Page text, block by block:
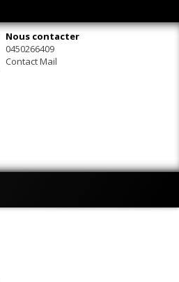
Nous contacter
0450266409
Contact Mail